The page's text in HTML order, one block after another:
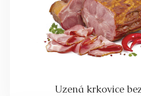
Uzená krkovice